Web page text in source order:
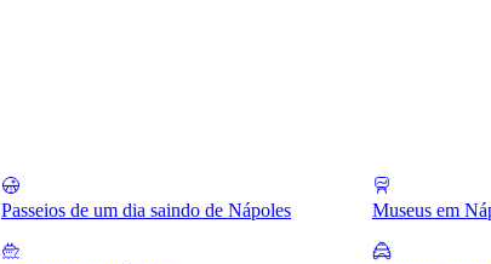
Passeios de um dia saindo de Nápoles Museus em